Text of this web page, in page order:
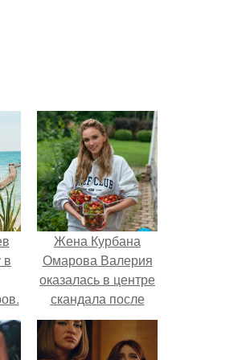
в
Жена Курбана
Омарова Валерия
оказалась в центре
скандала после
визита блогера
Марины ильиной в